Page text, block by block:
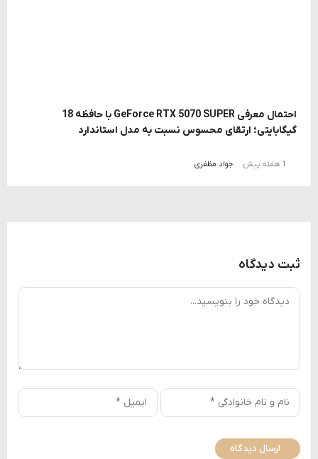
احتمال معرفی GeForce RTX 5070 SUPER با حافظه 18
گیگابایتی؛ ارتقای محسوس نسبت به مدل استاندارد
1 هفته پیش جواد مظفری
ثبت دیدگاه